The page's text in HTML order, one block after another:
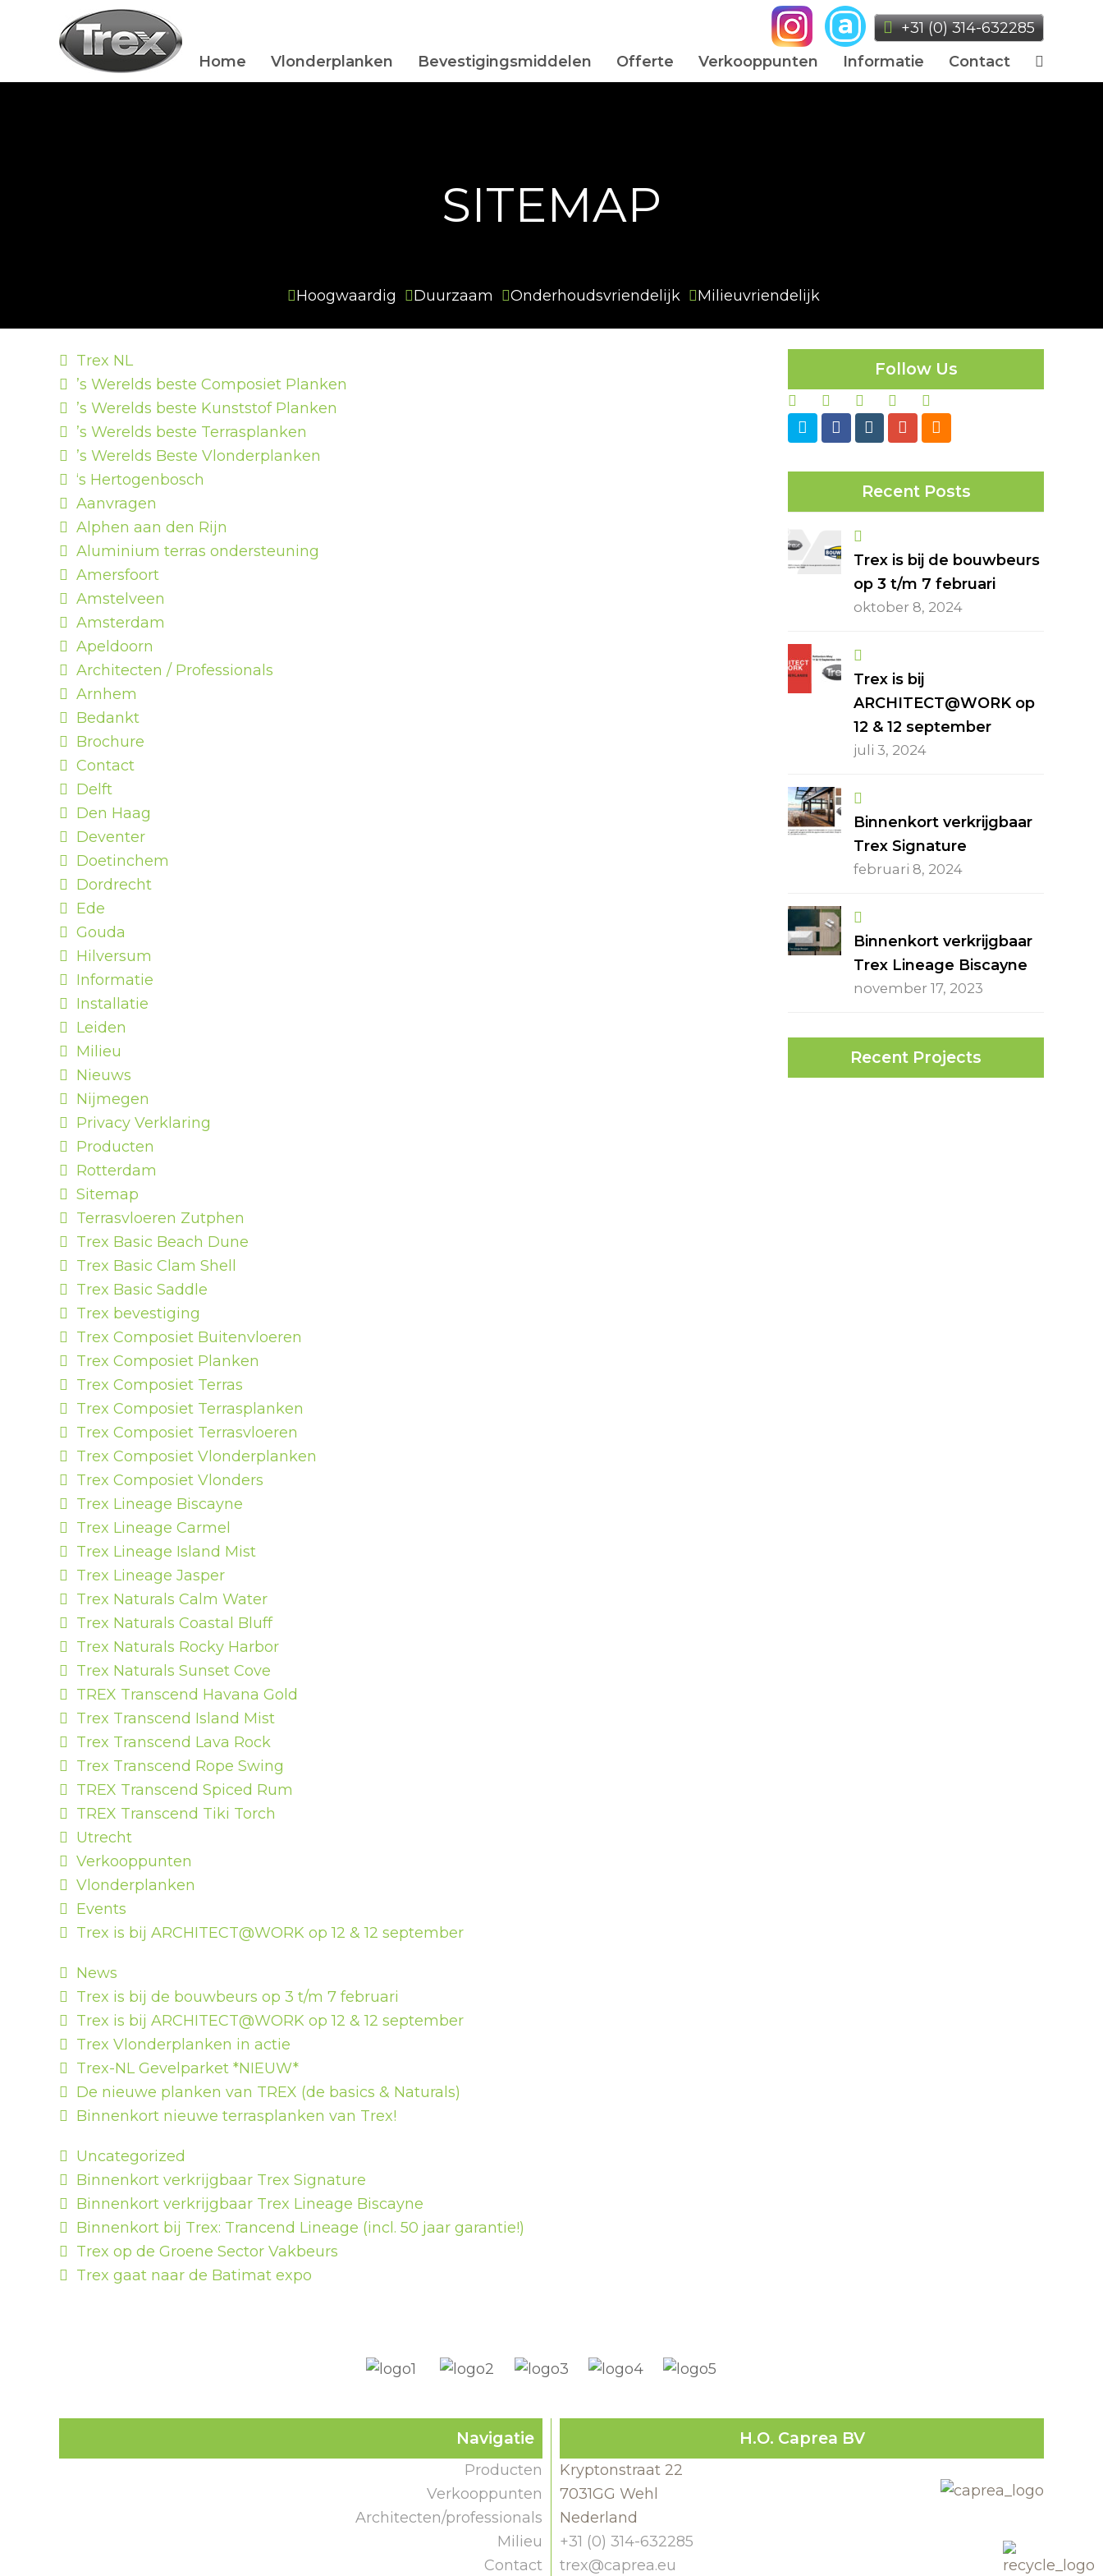
+31 (0) 314-632285
Home
Vlonderplanken Bevestigingsmiddelen Offerte Verkooppunten Informatie Contact
SITEMAP
Hoogwaardig Duurzaam Onderhoudsvriendelijk Milieuvriendelijk
Trex NL
’s Werelds beste Composiet Planken
’s Werelds beste Kunststof Planken
’s Werelds beste Terrasplanken
’s Werelds Beste Vlonderplanken
‘s Hertogenbosch
Aanvragen
Alphen aan den Rijn
Aluminium terras ondersteuning
Amersfoort
Amstelveen
Amsterdam
Apeldoorn
Architecten / Professionals
Arnhem
Bedankt
Brochure
Contact
Delft
Den Haag
Deventer
Doetinchem
Dordrecht
Ede
Gouda
Hilversum
Informatie
Installatie
Leiden
Milieu
Nieuws
Nijmegen
Privacy Verklaring
Producten
Rotterdam
Sitemap
Terrasvloeren Zutphen
Trex Basic Beach Dune
Trex Basic Clam Shell
Trex Basic Saddle
Trex bevestiging
Trex Composiet Buitenvloeren
Trex Composiet Planken
Trex Composiet Terras
Trex Composiet Terrasplanken
Trex Composiet Terrasvloeren
Trex Composiet Vlonderplanken
Trex Composiet Vlonders
Trex Lineage Biscayne
Trex Lineage Carmel
Trex Lineage Island Mist
Trex Lineage Jasper
Trex Naturals Calm Water
Trex Naturals Coastal Bluff
Trex Naturals Rocky Harbor
Trex Naturals Sunset Cove
TREX Transcend Havana Gold
Trex Transcend Island Mist
Trex Transcend Lava Rock
Trex Transcend Rope Swing
TREX Transcend Spiced Rum
TREX Transcend Tiki Torch
Utrecht
Verkooppunten
Vlonderplanken
Events
Trex is bij ARCHITECT@WORK op 12 & 12 september
News
Trex is bij de bouwbeurs op 3 t/m 7 februari
Trex is bij ARCHITECT@WORK op 12 & 12 september
Trex Vlonderplanken in actie
Trex-NL Gevelparket *NIEUW*
De nieuwe planken van TREX (de basics & Naturals)
Binnenkort nieuwe terrasplanken van Trex!
Uncategorized
Binnenkort verkrijgbaar Trex Signature
Binnenkort verkrijgbaar Trex Lineage Biscayne
Binnenkort bij Trex: Trancend Lineage (incl. 50 jaar garantie!)
Trex op de Groene Sector Vakbeurs
Trex gaat naar de Batimat expo
Follow Us
Twitter FacebookInstagramGooglePlus
Recent Posts
Trex is bij de bouwbeurs
op 3 t/m 7 februari
oktober 8, 2024
Trex is bij
ARCHITECT@WORK op
12 & 12 september
juli 3, 2024
Binnenkort verkrijgbaar
Trex Signature
februari 8, 2024
Binnenkort verkrijgbaar
Trex Lineage Biscayne
november 17, 2023
Recent Projects
Navigatie
Producten
Verkooppunten
Architecten/professionals
Milieu
Contact
H.O. Caprea BV
Kryptonstraat 22
7031GG Wehl
Nederland
+31 (0) 314-632285
trex@caprea.eu